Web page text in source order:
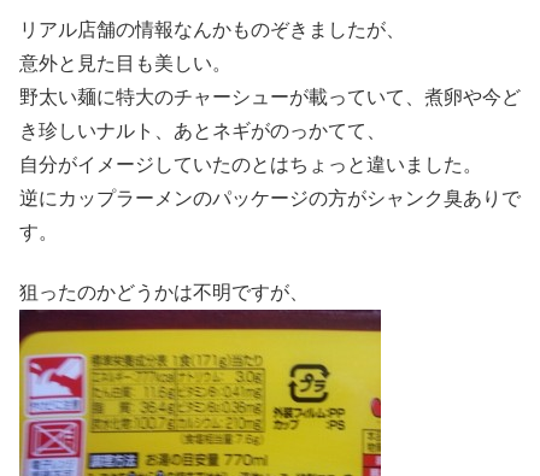
リアル店舗の情報なんかものぞきましたが、
意外と見た目も美しい。
野太い麺に特大のチャーシューが載っていて、煮卵や今ど
き珍しいナルト、あとネギがのっかてて、
自分がイメージしていたのとはちょっと違いました。
逆にカップラーメンのパッケージの方がシャンク臭ありで
す。
狙ったのかどうかは不明ですが、